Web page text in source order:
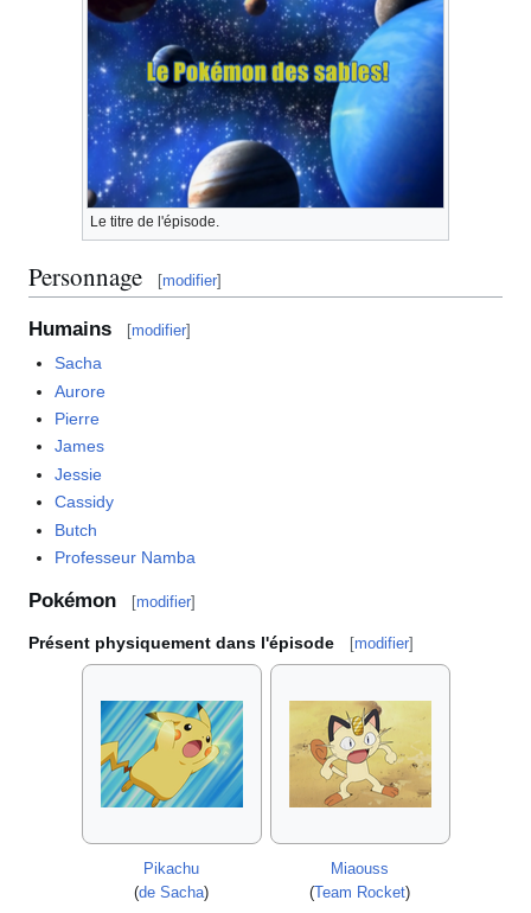
Le titre de l'épisode.
Personnage [modifier]
Humains [modifier]
Sacha
Aurore
Pierre
James
Jessie
Cassidy
Butch
Professeur Namba
Pokémon [modifier]
Présent physiquement dans l'épisode [modifier]
Pikachu
(de Sacha)
Miaouss
(Team Rocket)